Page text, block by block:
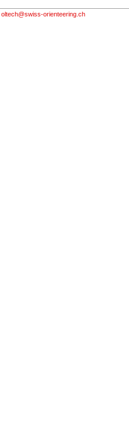
oltech@swiss-orienteering.ch